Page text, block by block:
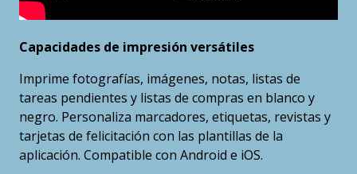
Capacidades de impresión versátiles
Imprime fotografías, imágenes, notas, listas de
tareas pendientes y listas de compras en blanco y
negro. Personaliza marcadores, etiquetas, revistas y
tarjetas de felicitación con las plantillas de la
aplicación. Compatible con Android e iOS.